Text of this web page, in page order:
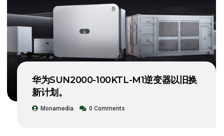
华为SUN2000-100KTL-M1逆变器以旧换
新计划。
Monamedia 0 Comments